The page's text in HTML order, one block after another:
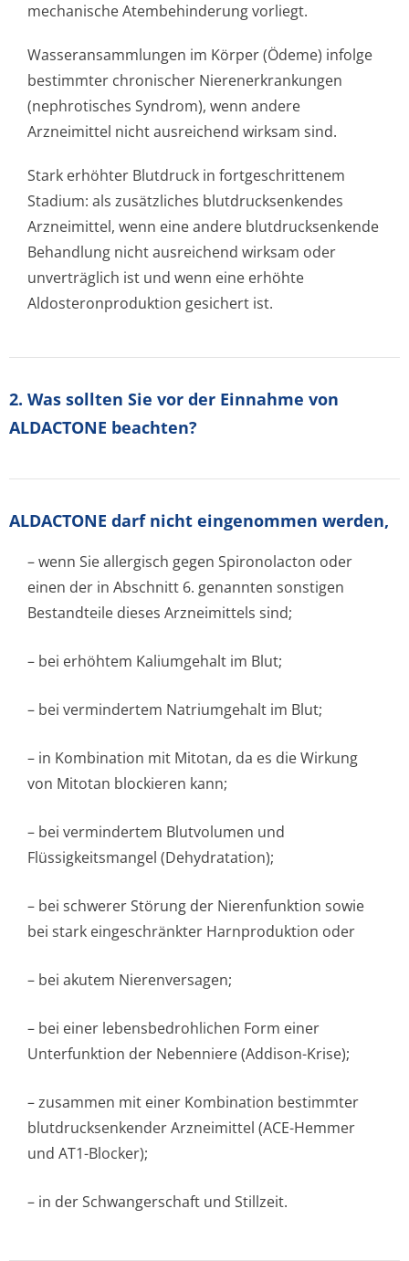
mechanische Atembehinderung vorliegt.
Wasseransammlungen im Körper (Ödeme) infolge
bestimmter chronischer Nierenerkrankungen
(nephrotisches Syndrom), wenn andere
Arzneimittel nicht ausreichend wirksam sind.
Stark erhöhter Blutdruck in fortgeschrittenem
Stadium: als zusätzliches blutdrucksenkendes
Arzneimittel, wenn eine andere blutdrucksenkende
Behandlung nicht ausreichend wirksam oder
unverträglich ist und wenn eine erhöhte
Aldosteronpro­duktion gesichert ist.
2. Was sollten Sie vor der Einnahme von
ALDACTONE beachten?
ALDACTONE darf nicht eingenommen werden,
– wenn Sie allergisch gegen Spironolacton oder
einen der in Abschnitt 6. genannten sonstigen
Bestandteile dieses Arzneimittels sind;
– bei erhöhtem Kaliumgehalt im Blut;
– bei vermindertem Natriumgehalt im Blut;
– in Kombination mit Mitotan, da es die Wirkung
von Mitotan blockieren kann;
– bei vermindertem Blutvolumen und
Flüssigkeitsmangel (Dehydratation);
– bei schwerer Störung der Nierenfunktion sowie
bei stark eingeschränkter Harnproduktion oder
– bei akutem Nierenversagen;
– bei einer lebensbedrohlichen Form einer
Unterfunktion der Nebenniere (Addison-Krise);
– zusammen mit einer Kombination bestimmter
blutdrucksenkender Arzneimittel (ACE-Hemmer
und AT1-Blocker);
– in der Schwangerschaft und Stillzeit.